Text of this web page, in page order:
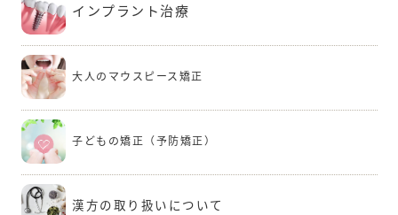
インプラント治療
大人のマウスピース矯正
子どもの矯正（予防矯正）
漢方の取り扱いについて